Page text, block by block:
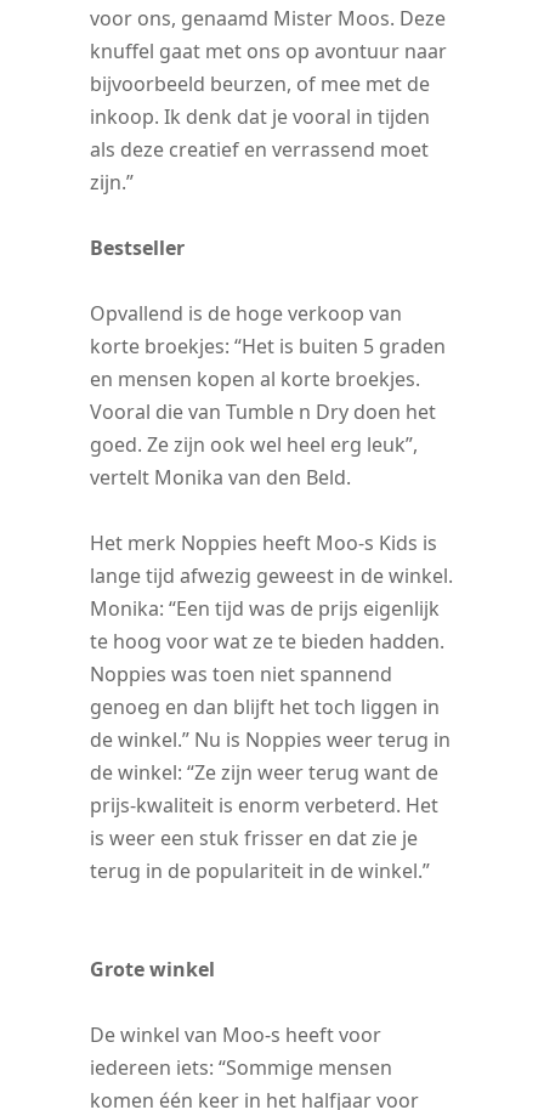
voor ons, genaamd Mister Moos. Deze
knuffel gaat met ons op avontuur naar
bijvoorbeeld beurzen, of mee met de
inkoop. Ik denk dat je vooral in tijden
als deze creatief en verrassend moet
zijn.”
Bestseller
Opvallend is de hoge verkoop van
korte broekjes: “Het is buiten 5 graden
en mensen kopen al korte broekjes.
Vooral die van Tumble n Dry doen het
goed. Ze zijn ook wel heel erg leuk”,
vertelt Monika van den Beld.
Het merk Noppies heeft Moo-s Kids is
lange tijd afwezig geweest in de winkel.
Monika: “Een tijd was de prijs eigenlijk
te hoog voor wat ze te bieden hadden.
Noppies was toen niet spannend
genoeg en dan blijft het toch liggen in
de winkel.” Nu is Noppies weer terug in
de winkel: “Ze zijn weer terug want de
prijs-kwaliteit is enorm verbeterd. Het
is weer een stuk frisser en dat zie je
terug in de populariteit in de winkel.”
Grote winkel
De winkel van Moo-s heeft voor
iedereen iets: “Sommige mensen
komen één keer in het halfjaar voor